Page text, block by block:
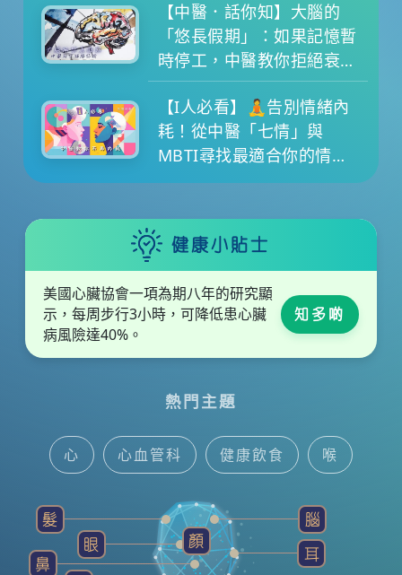
熱門主題
心 心血管科 健康飲食 喉
中醫智慧 耳鼻喉科 腦神經內/外科
健康貼士 髮 精神科
健康小貼士
美國心臟協會一項為期八年的研究顯
示，每周步行3小時，可降低患心臟
病風險達40%。
知多啲
【中醫．話你知】大腦的
「悠長假期」：如果記憶暫
時停工，中醫教你拒絕衰老
退化
【I人必看】🧘告別情緒內
耗！從中醫「七情」與
MBTI尋找最適合你的情緒
養生提案
髮
眼
鼻
顏
腦
耳